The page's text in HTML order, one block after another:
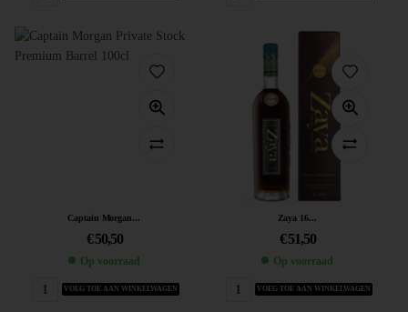
Captain Morgan...
€50,50
Op voorraad
VOEG TOE AAN WINKELWAGEN
Zaya 16...
€51,50
Op voorraad
VOEG TOE AAN WINKELWAGEN